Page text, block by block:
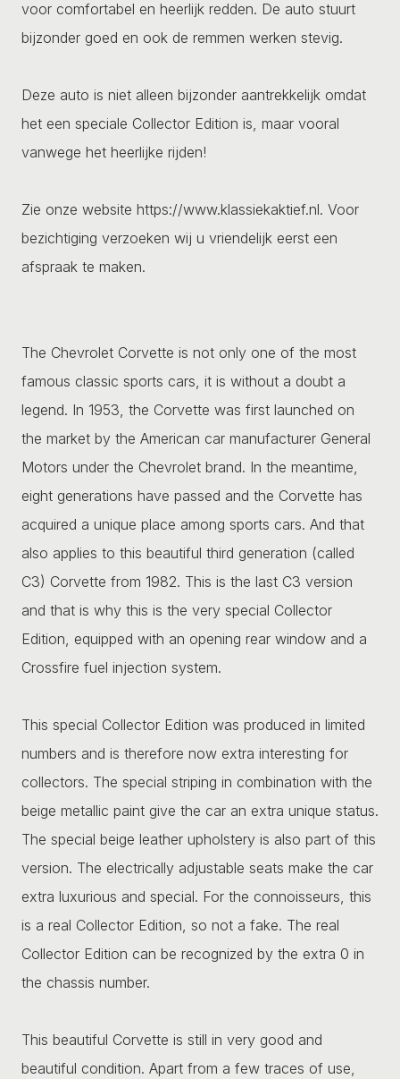
voor comfortabel en heerlijk redden. De auto stuurt
bijzonder goed en ook de remmen werken stevig.
Deze auto is niet alleen bijzonder aantrekkelijk omdat
het een speciale Collector Edition is, maar vooral
vanwege het heerlijke rijden!
Zie onze website https://www.klassiekaktief.nl. Voor
bezichtiging verzoeken wij u vriendelijk eerst een
afspraak te maken.
The Chevrolet Corvette is not only one of the most
famous classic sports cars, it is without a doubt a
legend. In 1953, the Corvette was first launched on
the market by the American car manufacturer General
Motors under the Chevrolet brand. In the meantime,
eight generations have passed and the Corvette has
acquired a unique place among sports cars. And that
also applies to this beautiful third generation (called
C3) Corvette from 1982. This is the last C3 version
and that is why this is the very special Collector
Edition, equipped with an opening rear window and a
Crossfire fuel injection system.
This special Collector Edition was produced in limited
numbers and is therefore now extra interesting for
collectors. The special striping in combination with the
beige metallic paint give the car an extra unique status.
The special beige leather upholstery is also part of this
version. The electrically adjustable seats make the car
extra luxurious and special. For the connoisseurs, this
is a real Collector Edition, so not a fake. The real
Collector Edition can be recognized by the extra 0 in
the chassis number.
This beautiful Corvette is still in very good and
beautiful condition. Apart from a few traces of use,